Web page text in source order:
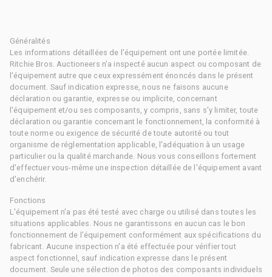
Généralités
Les informations détaillées de l'équipement ont une portée limitée.
Ritchie Bros. Auctioneers n'a inspecté aucun aspect ou composant de
l'équipement autre que ceux expressément énoncés dans le présent
document. Sauf indication expresse, nous ne faisons aucune
déclaration ou garantie, expresse ou implicite, concernant
l'équipement et/ou ses composants, y compris, sans s'y limiter, toute
déclaration ou garantie concernant le fonctionnement, la conformité à
toute norme ou exigence de sécurité de toute autorité ou tout
organisme de réglementation applicable, l'adéquation à un usage
particulier ou la qualité marchande. Nous vous conseillons fortement
d'effectuer vous-même une inspection détaillée de l'équipement avant
d'enchérir.
Fonctions
L'équipement n'a pas été testé avec charge ou utilisé dans toutes les
situations applicables. Nous ne garantissons en aucun cas le bon
fonctionnement de l'équipement conformément aux spécifications du
fabricant. Aucune inspection n'a été effectuée pour vérifier tout
aspect fonctionnel, sauf indication expresse dans le présent
document. Seule une sélection de photos des composants individuels